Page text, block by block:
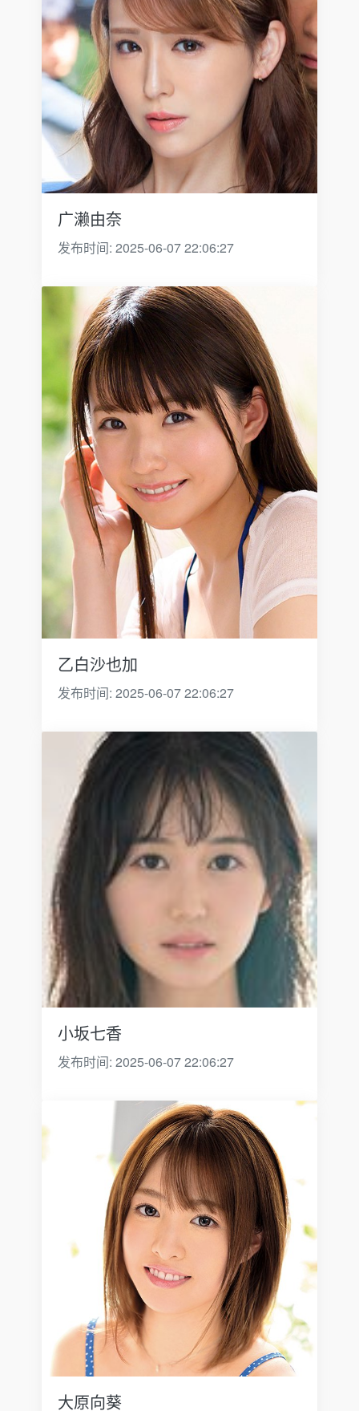
广濑由奈
发布时间: 2025-06-07 22:06:27
乙白沙也加
发布时间: 2025-06-07 22:06:27
小坂七香
发布时间: 2025-06-07 22:06:27
大原向葵